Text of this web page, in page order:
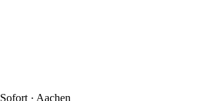
Sofort · Aachen